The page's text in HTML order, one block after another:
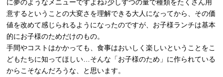
に夢のようなメニューですよね♪少しずつの量で種類をたくさん用
意するということの大変さを理解できる大人になってから、その価
値を改めて感じられるようになったのですが、お子様ランチは基本
的にお子様のためだけのもの。
手間やコストはかかっても、食事はおいしく楽しいということをこ
どもたちに知ってほしい…そんな「お子様のため」に作られている
からこそなんだろうな、と思います。